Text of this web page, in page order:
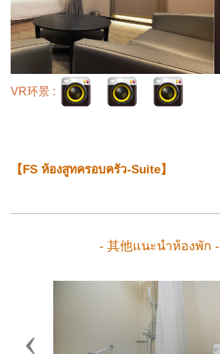
VR环景 :
【FS ห้องสูทครอบครัว-Suite】
- 其他แนะนำห้องพัก -
Previous